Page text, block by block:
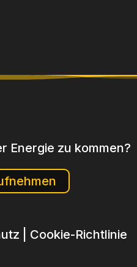
Energie zu kommen?
Cookie-Richtlinie